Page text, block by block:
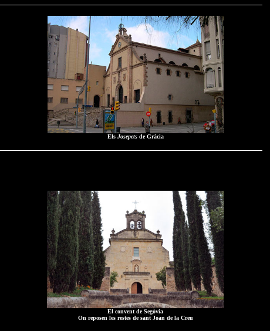
Els Josepetsde Gràcia
El convent de Segòvia
On reposen les restes de sant Joan de la Creu